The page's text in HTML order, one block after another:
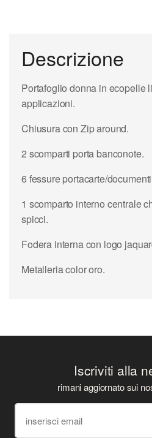
Descrizione
Portafoglio donna in ecopelle
applicazioni.
Chiusura con Zip around.
2 scomparti porta banconote.
6 fessure portacarte/
1 scomparto interno centrale
spicci.
Fodera interna con logo
Metalleria color oro.
Iscriviti alla
rimani aggiornato sui